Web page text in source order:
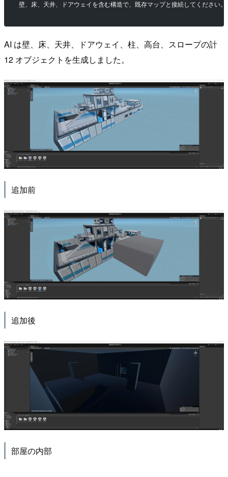
壁、床、天井、ドアウェイを含む構造で、既存マップと接続してください。
AI は壁、床、天井、ドアウェイ、柱、高台、スロープの計
12 オブジェクトを生成しました。
追加前
追加後
部屋の内部